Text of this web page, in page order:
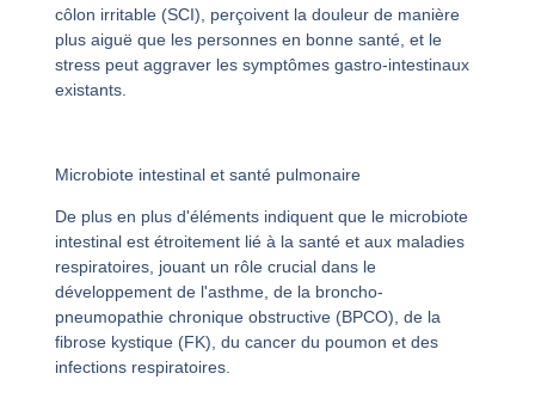
côlon irritable (SCI), perçoivent la douleur de manière
plus aiguë que les personnes en bonne santé, et le
stress peut aggraver les symptômes gastro-intestinaux
existants.
Microbiote intestinal et santé pulmonaire
De plus en plus d'éléments indiquent que le microbiote
intestinal est étroitement lié à la santé et aux maladies
respiratoires, jouant un rôle crucial dans le
développement de l'asthme, de la broncho-
pneumopathie chronique obstructive (BPCO), de la
fibrose kystique (FK), du cancer du poumon et des
infections respiratoires.